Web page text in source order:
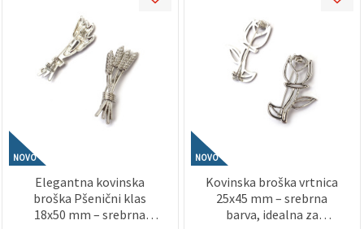
NOVO
Elegantna kovinska
broška Pšenični klas
18x50 mm – srebrna
NOVO
Kovinska broška vrtnica
25x45 mm – srebrna
barva, idealna za